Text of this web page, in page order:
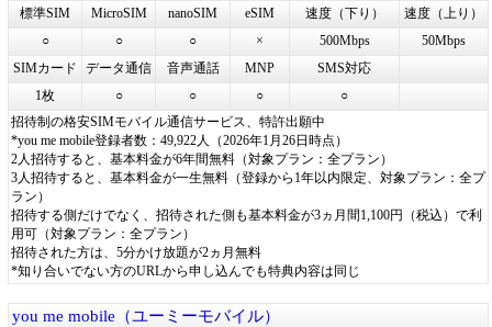
標準SIM
MicroSIM nanoSIM eSIM 速度（下り）
速度（上り）
○
○ ○ × 500Mbps
50Mbps
SIMカード
データ通信 音声通話 MNP
SMS対応
1枚
○ ○ ○
○
招待制の格安SIMモバイル通信サービス、特許出願中
*you me mobile登録者数：49,922人（2026年1月26日時点）
2人招待すると、基本料金が6年間無料（対象プラン：全プラン）
3人招待すると、基本料金が一生無料（登録から1年以内限定、対象プラン：全プ
ラン）
招待する側だけでなく、招待された側も基本料金が3ヵ月間1,100円（税込）で利
用可（対象プラン：全プラン）
招待された方は、5分かけ放題が2ヵ月無料
*知り合いでない方のURLから申し込んでも特典内容は同じ
you me mobile（ユーミーモバイル）